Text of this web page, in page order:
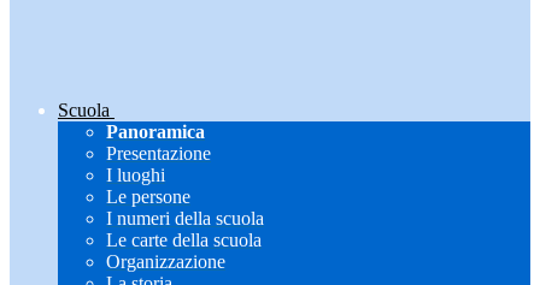
Scuola
Panoramica
Presentazione
I luoghi
Le persone
I numeri della scuola
Le carte della scuola
Organizzazione